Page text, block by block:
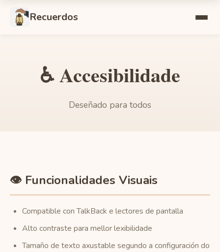
Recuerdos
♿ Accesibilidade
Deseñado para todos
👁️ Funcionalidades Visuais
Compatible con TalkBack e lectores de pantalla
Alto contraste para mellor lexibilidade
Tamaño de texto axustable segundo a configuración do